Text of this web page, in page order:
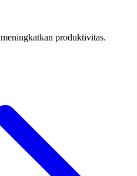
produktivitas.